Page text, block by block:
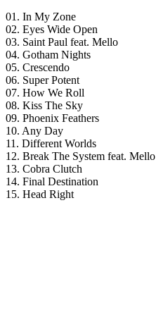
01. In My Zone
02. Eyes Wide Open
03. Saint Paul feat. Mello
04. Gotham Nights
05. Crescendo
06. Super Potent
07. How We Roll
08. Kiss The Sky
09. Phoenix Feathers
10. Any Day
11. Different Worlds
12. Break The System feat. Mello
13. Cobra Clutch
14. Final Destination
15. Head Right